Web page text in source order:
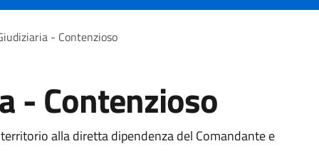
- Contenzioso
- Contenzioso
alla diretta dipendenza del Comandante e